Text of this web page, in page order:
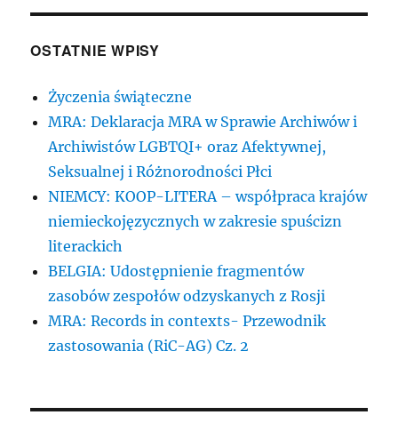
OSTATNIE WPISY
Życzenia świąteczne
MRA: Deklaracja MRA w Sprawie Archiwów i
Archiwistów LGBTQI+ oraz Afektywnej,
Seksualnej i Różnorodności Płci
NIEMCY: KOOP-LITERA – współpraca krajów
niemieckojęzycznych w zakresie spuścizn
literackich
BELGIA: Udostępnienie fragmentów
zasobów zespołów odzyskanych z Rosji
MRA: Records in contexts- Przewodnik
zastosowania (RiC-AG) Cz. 2